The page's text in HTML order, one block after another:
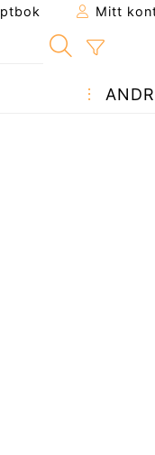
Mitt
till
foto